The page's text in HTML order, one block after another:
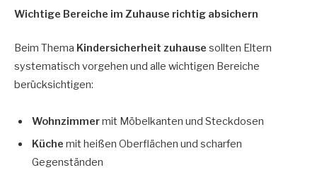
Wichtige Bereiche im Zuhause richtig absichern
Beim Thema Kindersicherheit zuhause sollten Eltern
systematisch vorgehen und alle wichtigen Bereiche
berücksichtigen:
Wohnzimmermit Möbelkanten und Steckdosen
Küche mit heißen Oberflächen und scharfen
Gegenständen